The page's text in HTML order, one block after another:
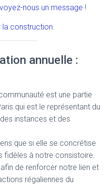
nous un message !
construction.
annuelle :
est une partie
qui est le représentant du
instances et des
que si elle se concrétise
fidèles à notre consistoire.
de renforcer notre lien et
régaliennes du